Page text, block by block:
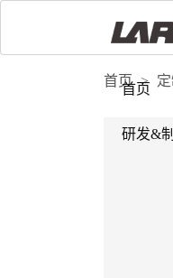
首页
研发&
首页 >